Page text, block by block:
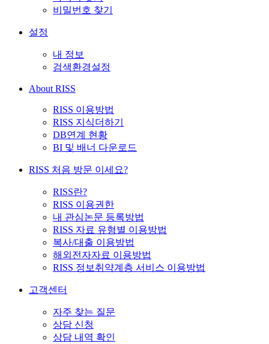
비밀번호 찾기
설정
내 정보
검색환경설정
About RISS
RISS 이용방법
RISS 지식더하기
DB연계 현황
BI 및 배너 다운로드
RISS 처음 방문 이세요?
RISS란?
RISS 이용권한
내 관심논문 등록방법
RISS 자료 유형별 이용방법
복사/대출 이용방법
해외전자자료 이용방법
RISS 정보취약계층 서비스 이용방법
고객센터
자주 찾는 질문
상담 신청
상담 내역 확인